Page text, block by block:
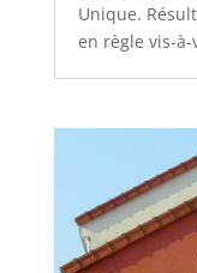
Unique.
en règle vis-